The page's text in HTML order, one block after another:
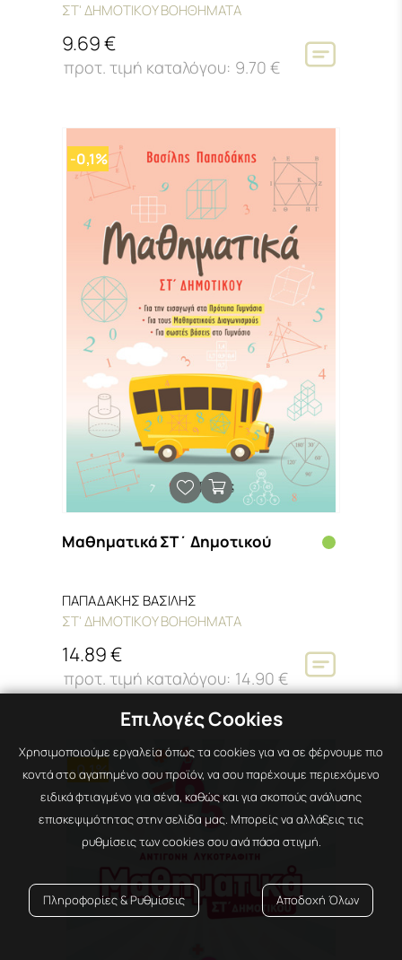
ΣΤ' ΔΗΜΟΤΙΚΟΥ ΒΟΗΘΗΜΑΤΑ
9.69 €
9.70 €
-0,1%
Μαθηματικά ΣΤ΄ Δημοτικού
ΠΑΠΑΔΑΚΗΣ ΒΑΣΙΛΗΣ
ΣΤ' ΔΗΜΟΤΙΚΟΥ ΒΟΗΘΗΜΑΤΑ
14.89 €
14.90 €
-0,1%
Επιλογές Cookies
Χρησιμοποιούμε εργαλεία όπως τα cookies για να σε φέρνουμε πιο
κοντά στο αγαπημένο σου προϊόν, να σου παρέχουμε περιεχόμενο
ειδικά φτιαγμένο για σένα, καθώς και για σκοπούς ανάλυσης
επισκεψιμότητας στην σελίδα μας. Μπορείς να αλλάξεις τις
ρυθμίσεις των cookies σου ανά πάσα στιγμή.
Πληροφορίες & Ρυθμίσεις Αποδοχή Όλων